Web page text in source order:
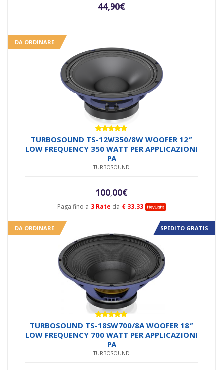
44,90€
DA ORDINARE
Paga fino a 3 Rate da € 33.33
Valutato
5.00su 5
TURBOSOUND TS-12W350/8W WOOFER 12″
LOW FREQUENCY 350 WATT PER APPLICAZIONI
PA
TURBOSOUND
100,00€
DA ORDINARE SPEDITO GRATIS
Valutato
5.00su 5
TURBOSOUND TS-18SW700/8A WOOFER 18″
LOW FREQUENCY 700 WATT PER APPLICAZIONI
PA
TURBOSOUND